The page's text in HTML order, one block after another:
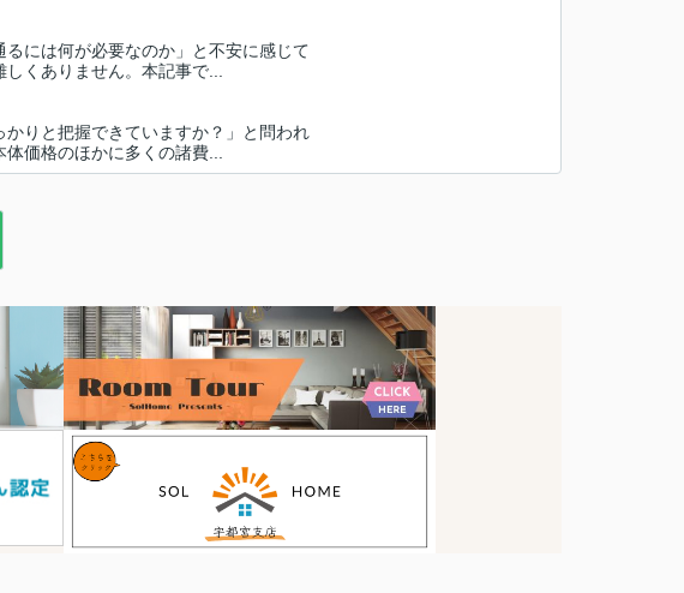
には何が必要なのか」と不安に感じて
くありません。本記事で...
かりと把握できていますか？」と問われ
価格のほかに多くの諸費...